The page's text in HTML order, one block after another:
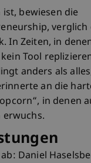
bewiesen die
verglich
In Zeiten, in
Tool
anders als
an die
in denen
Daniel